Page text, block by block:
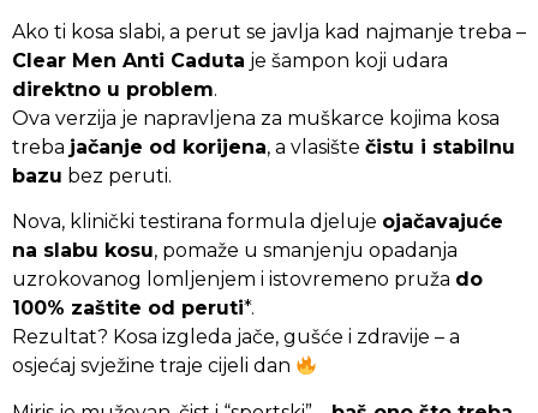
Ako ti kosa slabi, a perut se javlja kad najmanje treba –
Clear Men Anti Caduta je šampon koji udara
direktno u problem.
Ova verzija je napravljena za muškarce kojima kosa
treba jačanje od korijena, a vlasište čistu i stabilnu
bazu bez peruti.
Nova, klinički testirana formula djeluje ojačavajuće
na slabu kosu, pomaže u smanjenju opadanja
uzrokovanog lomljenjem i istovremeno pruža do
100% zaštite od peruti*.
Rezultat? Kosa izgleda jače, gušće i zdravije – a
osjećaj svježine traje cijeli dan